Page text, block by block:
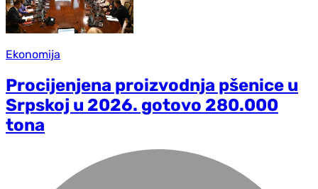
Ekonomija
Procijenjena proizvodnja pšenice u
Srpskoj u 2026. gotovo 280.000
tona